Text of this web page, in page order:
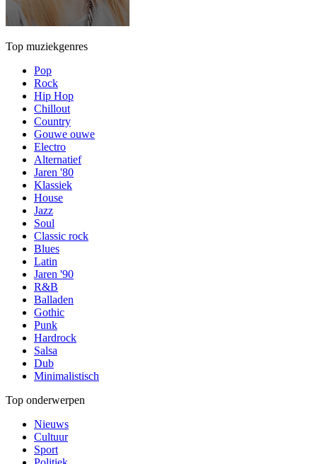
Top muziekgenres
Pop
Rock
Hip Hop
Chillout
Country
Gouwe ouwe
Electro
Alternatief
Jaren '80
Klassiek
House
Jazz
Soul
Classic rock
Blues
Latin
Jaren '90
R&B
Balladen
Gothic
Punk
Hardrock
Salsa
Dub
Minimalistisch
Top onderwerpen
Nieuws
Cultuur
Sport